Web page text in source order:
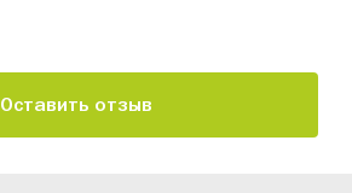
Оставить отзыв